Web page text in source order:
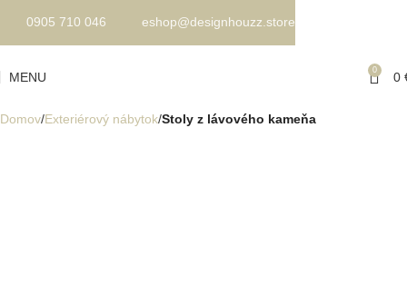
MENU 0 0
Domov Exteriérový nábytok Stoly z lávového kameňa
0905 710 046 eshop@designhouzz.store